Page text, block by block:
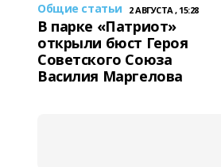
Общие статьи 2 АВГУСТА , 15:28
В парке «Патриот»
открыли бюст Героя
Советского Союза
Василия Маргелова